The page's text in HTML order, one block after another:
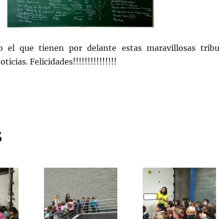
el que tienen por delante estas maravillosas
Felicidades!!!!!!!!!!!!!!!